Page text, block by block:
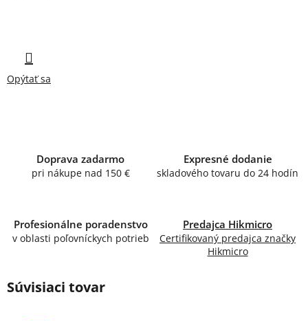
Opýtať sa
Doprava zadarmo
pri nákupe nad 150 €
Expresné dodanie
skladového tovaru do 24 hodín
Profesionálne poradenstvo
v oblasti poľovníckych potrieb
Predajca Hikmicro
Certifikovaný predajca značky
Hikmicro
Súvisiaci tovar